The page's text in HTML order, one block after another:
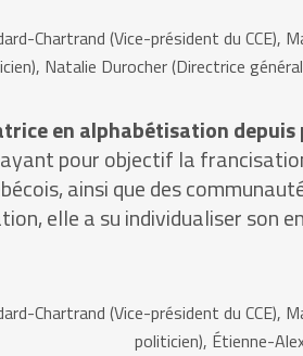
Chartrand (Vice-président du
Natalie Durocher (Directrice
en alphabétisation depuis
pour objectif la
ainsi que des
elle a su individualiser son
Chartrand (Vice-président du
politicien), Étienne-